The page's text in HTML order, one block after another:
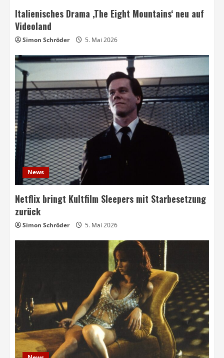
Italienisches Drama ‚The Eight Mountains‘ neu auf
Videoland
Simon Schröder 5. Mai 2026
News
Netflix bringt Kultfilm Sleepers mit Starbesetzung
zurück
Simon Schröder 5. Mai 2026